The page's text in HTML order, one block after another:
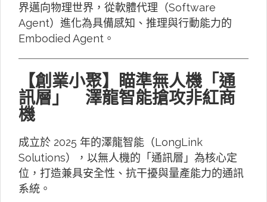
界邁向物理世界，從軟體代理（Software
Agent）進化為具備感知、推理與行動能力的
Embodied Agent。
【創業小聚】瞄準無人機「通
訊層」 澤龍智能搶攻非紅商
機
成立於 2025 年的澤龍智能（LongLink
Solutions），以無人機的「通訊層」為核心定
位，打造兼具安全性、抗干擾與量產能力的通訊
系統。